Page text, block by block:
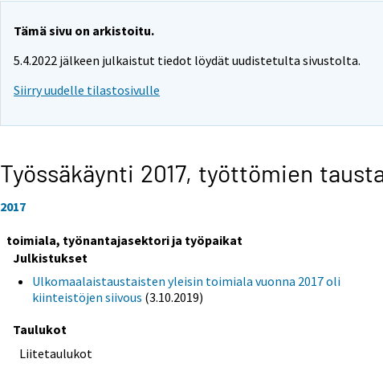
Tämä sivu on arkistoitu.
5.4.2022 jälkeen julkaistut tiedot löydät uudistetulta sivustolta.
Siirry uudelle tilastosivulle
Työssäkäynti 2017, työttömien
2017
toimiala, työnantajasektori ja työpaikat
Julkistukset
Ulkomaalaistaustaisten yleisin toimiala vuonna 2017 oli
kiinteistöjen siivous (3.10.2019)
Taulukot
Liitetaulukot